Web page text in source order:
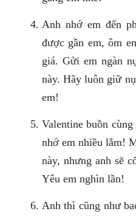
Anh nhớ em đến
được gần em, ôm
giá. Gửi em ngàn
này. Hãy luôn giữ
em!
Valentine buồn
nhớ em nhiều lắm!
này, nhưng anh sẽ
Yêu em nghìn lần!
Anh thì cũng như